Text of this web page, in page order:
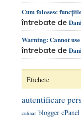
Cum folosesc
întrebate de
Warning: Cannot
întrebate de
Etichete
autentificare
culinar blogger